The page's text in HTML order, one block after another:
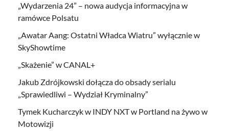
„Wydarzenia 24” – nowa audycja informacyjna w
ramówce Polsatu
„Awatar Aang: Ostatni Władca Wiatru” wyłącznie w
SkyShowtime
„Skażenie” w CANAL+
Jakub Zdrójkowski dołącza do obsady serialu
„Sprawiedliwi – Wydział Kryminalny”
Tymek Kucharczyk w INDY NXT w Portland na żywo w
Motowizji